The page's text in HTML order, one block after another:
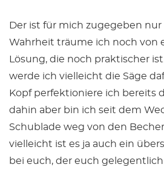
Der ist für mich zugegeben nur
Wahrheit träume ich noch von
Lösung, die noch praktischer
werde ich vielleicht die Säge
Kopf perfektioniere ich bereits
dahin aber bin ich seit dem
Schublade weg von den
vielleicht ist es ja auch ein
bei euch, der euch gelegentlich